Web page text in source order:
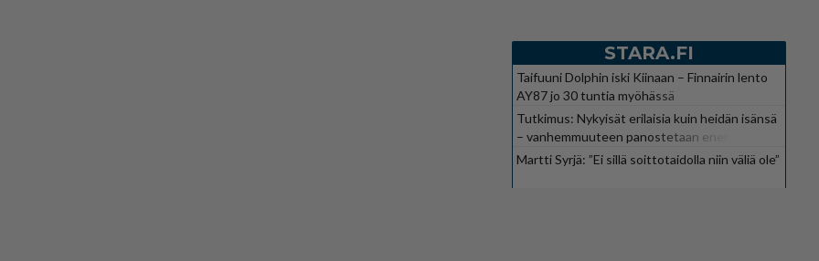
STARA.FI
Taifuuni Dolphin iski Kiinaan – Finnairin lento
AY87 jo 30 tuntia myöhässä
Tutkimus: Nykyisät erilaisia kuin heidän isänsä
– vanhemmuuteen panostetaan enemmän
Martti Syrjä: ”Ei sillä soittotaidolla niin väliä ole”